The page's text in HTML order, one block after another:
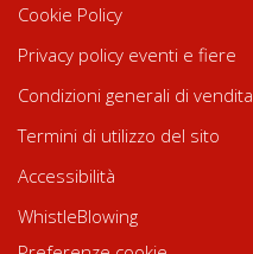
Cookie Policy
Privacy policy eventi e fiere
Condizioni generali di vendita
Termini di utilizzo del sito
Accessibilità
WhistleBlowing